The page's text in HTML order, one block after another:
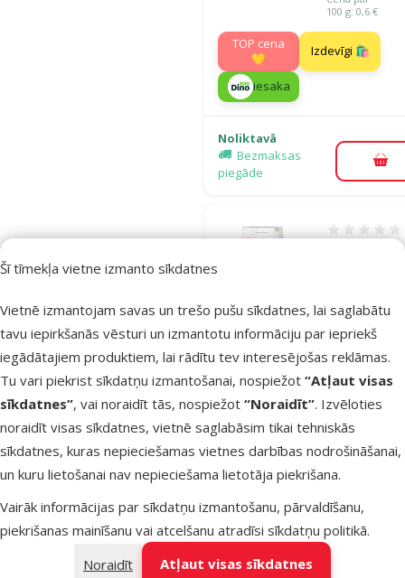
Šī tīmekļa vietne izmanto sīkdatnes
Vietnē izmantojam savas un trešo pušu sīkdatnes, lai saglabātu
tavu iepirkšanās vēsturi un izmantotu informāciju par iepriekš
iegādātajiem produktiem, lai rādītu tev interesējošas reklāmas.
Tu vari piekrist sīkdatņu izmantošanai, nospiežot “Atļaut visas
sīkdatnes”, vai noraidīt tās, nospiežot “Noraidīt”. Izvēloties
noraidīt visas sīkdatnes, vietnē saglabāsim tikai tehniskās
sīkdatnes, kuras nepieciešamas vietnes darbības nodrošināšanai,
un kuru lietošanai nav nepieciešama lietotāja piekrišana.
Vairāk informācijas par sīkdatņu izmantošanu, pārvaldīšanu,
piekrišanas mainīšanu vai atcelšanu atradīsi sīkdatņu politikā.
Noraidīt
Atļaut visas sīkdatnes
100 g: 0,6 €
TOP cena
💛
Izdevīgi 🛍️
iesaka
Noliktavā
Bezmaksas
piegāde
Barība
Atsauksmes
Cena
5,99 €
Cena par 100 g:
iesaka
Noliktavā
Barība